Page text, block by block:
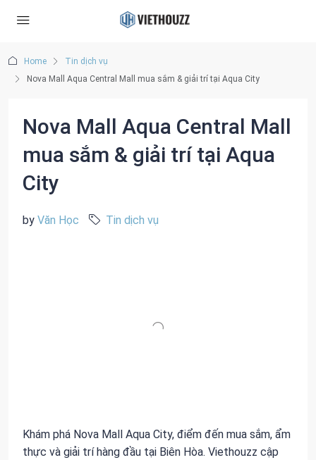
Home
Tin dịch vụ
Nova Mall Aqua Central Mall mua sắm & giải trí tại Aqua City
Nova Mall Aqua Central Mall
mua sắm & giải trí tại Aqua
City
by Văn Học Tin dịch vụ
Khám phá Nova Mall Aqua City, điểm đến mua sắm, ẩm
thực và giải trí hàng đầu tại Biên Hòa. Viethouzz cập